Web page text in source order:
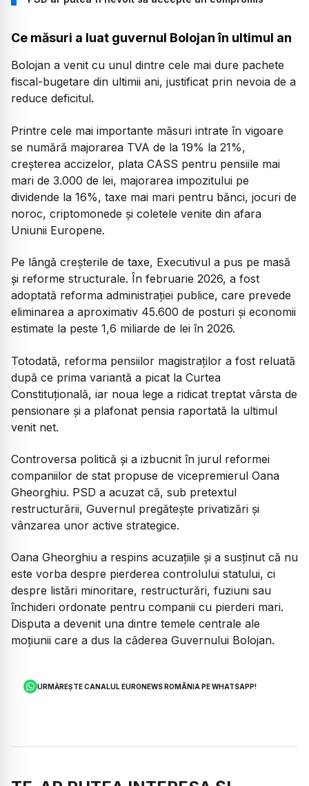
Ce măsuri a luat guvernul Bolojan în ultimul an
Bolojan a venit cu unul dintre cele mai dure pachete
fiscal-bugetare din ultimii ani, justificat prin nevoia de a
reduce deficitul.
Printre cele mai importante măsuri intrate în vigoare
se numără majorarea TVA de la 19% la 21%,
creșterea accizelor, plata CASS pentru pensiile mai
mari de 3.000 de lei, majorarea impozitului pe
dividende la 16%, taxe mai mari pentru bănci, jocuri de
noroc, criptomonede și coletele venite din afara
Uniunii Europene.
Pe lângă creșterile de taxe, Executivul a pus pe masă
și reforme structurale. În februarie 2026, a fost
adoptată reforma administrației publice, care prevede
eliminarea a aproximativ 45.600 de posturi și economii
estimate la peste 1,6 miliarde de lei în 2026.
Totodată, reforma pensiilor magistraților a fost reluată
după ce prima variantă a picat la Curtea
Constituțională, iar noua lege a ridicat treptat vârsta de
pensionare și a plafonat pensia raportată la ultimul
venit net.
Controversa politică și a izbucnit în jurul reformei
companiilor de stat propuse de vicepremierul Oana
Gheorghiu. PSD a acuzat că, sub pretextul
restructurării, Guvernul pregătește privatizări și
vânzarea unor active strategice.
Oana Gheorghiu a respins acuzațiile și a susținut că nu
este vorba despre pierderea controlului statului, ci
despre listări minoritare, restructurări, fuziuni sau
închideri ordonate pentru companii cu pierderi mari.
Disputa a devenit una dintre temele centrale ale
moțiunii care a dus la căderea Guvernului Bolojan.
URMĂREȘTE CANALUL EURONEWS ROMÂNIA PE WHATSAPP!